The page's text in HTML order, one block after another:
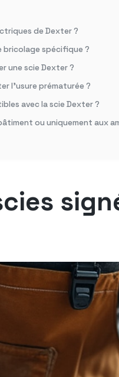
de Dexter ?
bricolage spécifique ?
une scie Dexter ?
l’usure prématurée ?
avec la scie Dexter ?
ou uniquement aux